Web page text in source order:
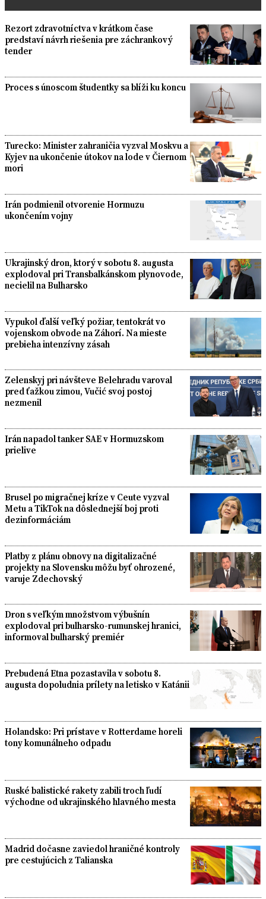
Rezort zdravotníctva v krátkom čase
predstaví návrh riešenia pre záchrankový
tender
Proces s únoscom študentky sa blíži ku koncu
Turecko: Minister zahraničia vyzval Moskvu a
Kyjev na ukončenie útokov na lode v Čiernom
mori
Irán podmienil otvorenie Hormuzu
ukončením vojny
Ukrajinský dron, ktorý v sobotu 8. augusta
explodoval pri Transbalkánskom plynovode,
necielil na Bulharsko
Vypukol ďalší veľký požiar, tentokrát vo
vojenskom obvode na Záhorí. Na mieste
prebieha intenzívny zásah
Zelenskyj pri návšteve Belehradu varoval
pred ťažkou zimou, Vučić svoj postoj
nezmenil
Irán napadol tanker SAE v Hormuzskom
prielive
Brusel po migračnej kríze v Ceute vyzval
Metu a TikTok na dôslednejší boj proti
dezinformáciám
Platby z plánu obnovy na digitalizačné
projekty na Slovensku môžu byť ohrozené,
varuje Zdechovský
Dron s veľkým množstvom výbušnín
explodoval pri bulharsko-rumunskej hranici,
informoval bulharský premiér
Prebudená Etna pozastavila v sobotu 8.
augusta dopoludnia prílety na letisko v Katánii
Holandsko: Pri prístave v Rotterdame horeli
tony komunálneho odpadu
Ruské balistické rakety zabili troch ľudí
východne od ukrajinského hlavného mesta
Madrid dočasne zaviedol hraničné kontroly
pre cestujúcich z Talianska